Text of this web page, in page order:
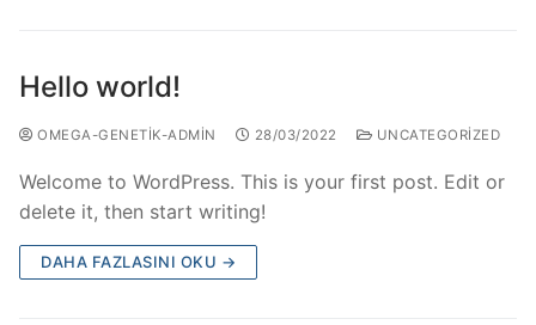
Hello world!
OMEGA-GENETIK-ADMIN 28/03/2022 UNCATEGORIZED
Welcome to WordPress. This is your first post. Edit or
delete it, then start writing!
DAHA FAZLASINI OKU →